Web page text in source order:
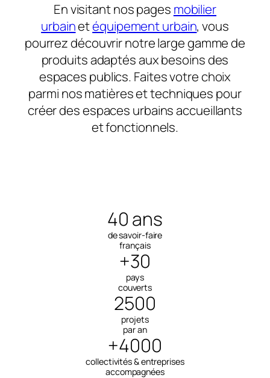
En visitant nos pages mobilier
urbainetéquipement urbain, vous
pourrez découvrir notre large gamme de
produits adaptés aux besoins des
espaces publics. Faites votre choix
parmi nos matières et techniques pour
créer des espaces urbains accueillants
et fonctionnels.
40 ans
de savoir-faire
français
+30
pays
couverts
2500
projets
par an
+4000
collectivités & entreprises
accompagnées